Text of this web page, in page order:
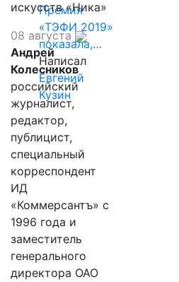
Премия
«ТЭФИ 2019»
показала,…
Написал
Евгений
Кузин
искусств «Ника»
08 августа
Андрей
Колесников
российский
журналист,
редактор,
публицист,
специальный
корреспондент
ИД
«Коммерсантъ» с
1996 года и
заместитель
генерального
директора ОАО